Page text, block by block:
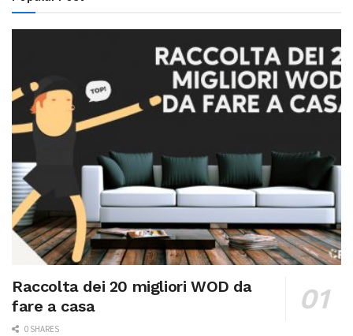
Raccolta dei 20 migliori WOD da
fare a casa
0 SHARES